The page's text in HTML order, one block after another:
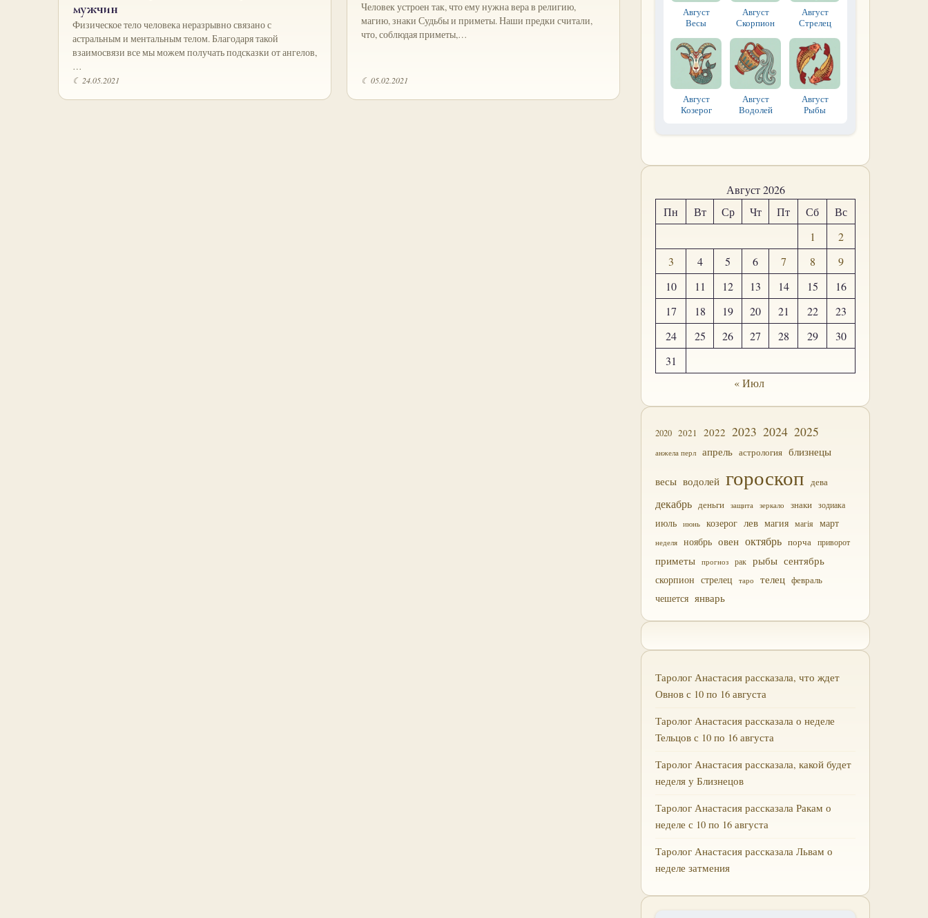
мужчин
Физическое тело человека неразрывно связано с
астральным и ментальным телом. Благодаря такой
взаимосвязи все мы можем получать подсказки от ангелов,
…
☾ 24.05.2021
Человек устроен так, что ему нужна вера в религию,
магию, знаки Судьбы и приметы. Наши предки считали,
что, соблюдая приметы,…
☾ 05.02.2021
Август
Весы
Август
Скорпион
Август
Стрелец
Август
Козерог
Август
Водолей
Август
Рыбы
Август 2026
Пн
Вт Ср Чт Пт Сб
Вс
1
2
3
4 5 6 7 8
9
10
11 12 13 14 15
16
17
18 19 20 21 22
23
24
25 26 27 28 29
30
31
« Июл
2020 2021 2022 2023 2024 2025
анжела перл апрель астрология близнецы
весы водолей гороскоп дева
декабрь деньги защита зеркало знаки зодиака
июль июнь козерог лев магия магія март
неделя ноябрь овен октябрь порча приворот
приметы прогноз рак рыбы сентябрь
скорпион стрелец таро телец февраль
чешется январь
Таролог Анастасия рассказала, что ждет
Овнов с 10 по 16 августа
Таролог Анастасия рассказала о неделе
Тельцов с 10 по 16 августа
Таролог Анастасия рассказала, какой будет
неделя у Близнецов
Таролог Анастасия рассказала Ракам о
неделе с 10 по 16 августа
Таролог Анастасия рассказала Львам о
неделе затмения